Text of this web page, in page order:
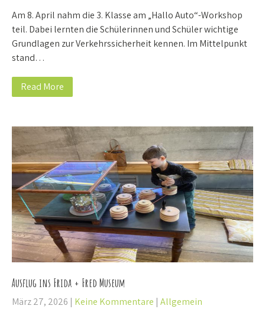
Am 8. April nahm die 3. Klasse am „Hallo Auto“-Workshop
teil. Dabei lernten die Schülerinnen und Schüler wichtige
Grundlagen zur Verkehrssicherheit kennen. Im Mittelpunkt
stand…
Read More
Ausflug ins Frida + Fred Museum
März 27, 2026 | Keine Kommentare | Allgemein